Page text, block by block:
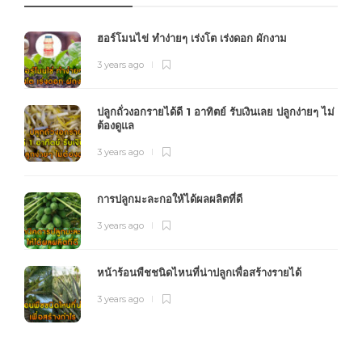
ฮอร์โมนไข่ ทำง่ายๆ เร่งโต เร่งดอก ผักงาม
3 years ago
ปลูกถั่วงอกรายได้ดี 1 อาทิตย์ รับเงินเลย ปลูกง่ายๆ ไม่
ต้องดูแล
3 years ago
การปลูกมะละกอให้ได้ผลผลิตที่ดี
3 years ago
หน้าร้อนพืชชนิดไหนที่น่าปลูกเพื่อสร้างรายได้
3 years ago